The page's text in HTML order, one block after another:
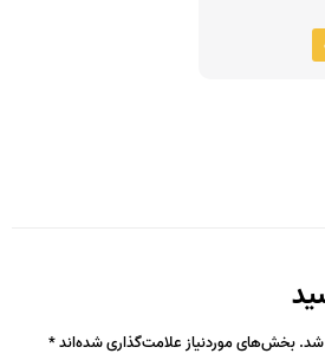
شد.بخش‌های موردنیاز علامت‌گذاری شده‌اند*